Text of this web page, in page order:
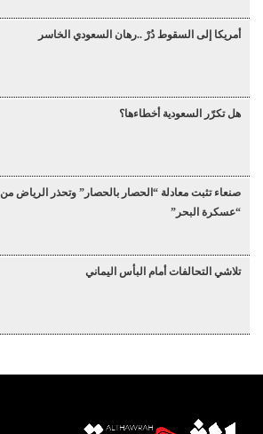
أمريكا إلى السقوط دُرْ ..رهان السعودي الخاسر
هل تكرّر السعودية أخطاءها؟
صنعاء تثبت معادلة “الحصار بالحصار” وتحذر الرياض من
“عسكرة البحر”
تلاشي التحالفات أمام البأس اليماني